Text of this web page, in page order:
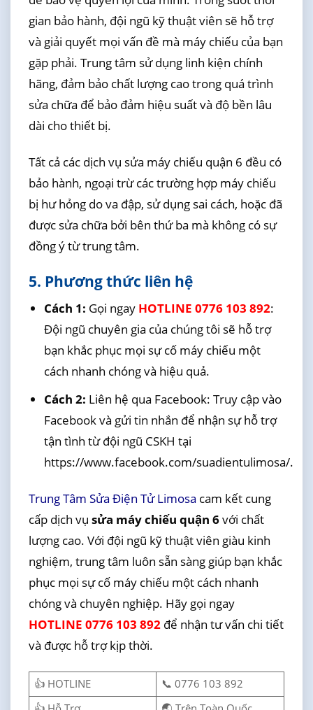
gian bảo hành, đội ngũ kỹ thuật viên sẽ hỗ trợ
và giải quyết mọi vấn đề mà máy chiếu của bạn
gặp phải. Trung tâm sử dụng linh kiện chính
hãng, đảm bảo chất lượng cao trong quá trình
sửa chữa để bảo đảm hiệu suất và độ bền lâu
dài cho thiết bị.
Tất cả các dịch vụ sửa máy chiếu quận 6 đều có
bảo hành, ngoại trừ các trường hợp máy chiếu
bị hư hỏng do va đập, sử dụng sai cách, hoặc đã
được sửa chữa bởi bên thứ ba mà không có sự
đồng ý từ trung tâm.
5. Phương thức liên hệ
Cách 1: Gọi ngay HOTLINE 0776 103 892:
Đội ngũ chuyên gia của chúng tôi sẽ hỗ trợ
bạn khắc phục mọi sự cố máy chiếu một
cách nhanh chóng và hiệu quả.
Cách 2: Liên hệ qua Facebook: Truy cập vào
Facebook và gửi tin nhắn để nhận sự hỗ trợ
tận tình từ đội ngũ CSKH tại
https://www.facebook.com/suadientulimosa/.
Trung Tâm Sửa Điện Tử Limosa cam kết cung
cấp dịch vụ sửa máy chiếu quận 6với chất
lượng cao. Với đội ngũ kỹ thuật viên giàu kinh
nghiệm, trung tâm luôn sẵn sàng giúp bạn khắc
phục mọi sự cố máy chiếu một cách nhanh
chóng và chuyên nghiệp. Hãy gọi ngay
HOTLINE 0776 103 892để nhận tư vấn chi tiết
và được hỗ trợ kịp thời.
👍 HOTLINE
📞 0776 103 892